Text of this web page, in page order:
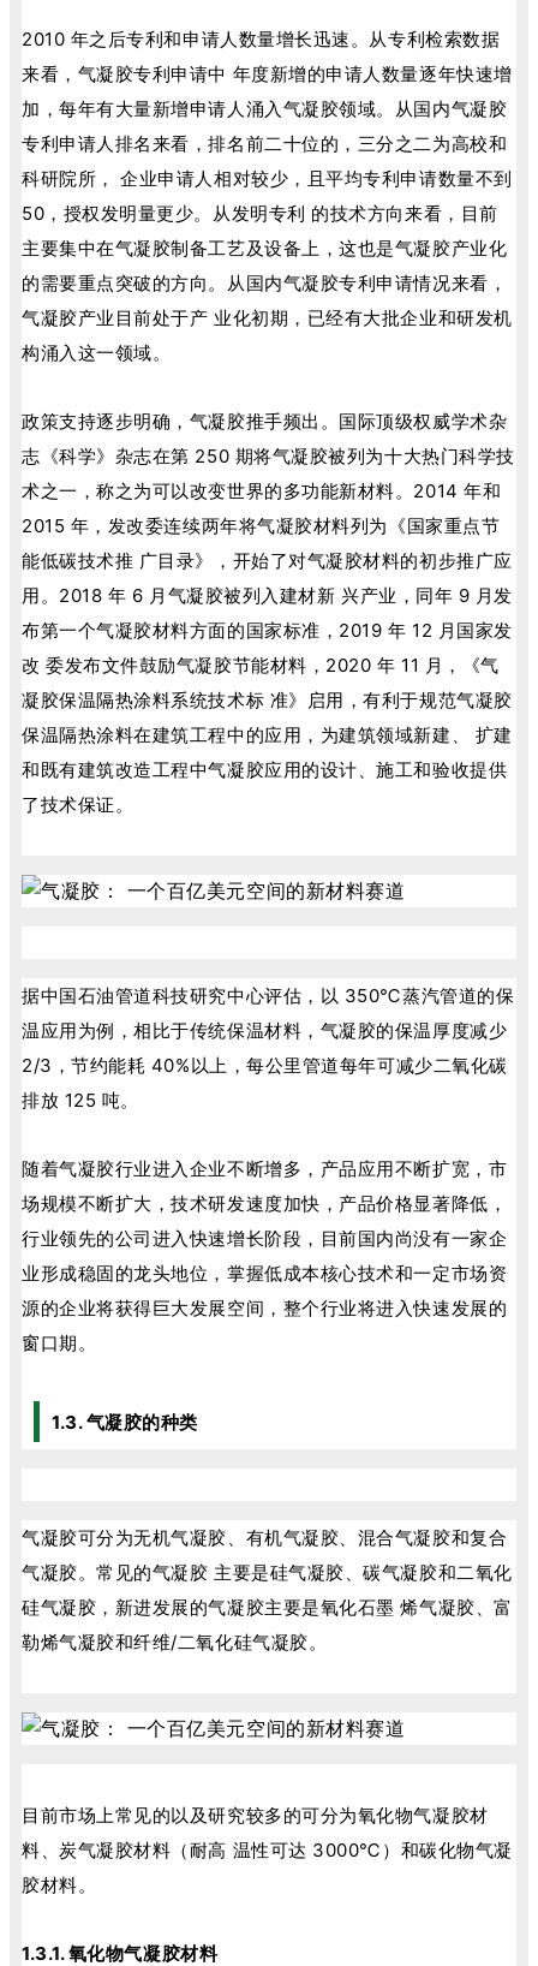
2010 年之后专利和申请人数量增长迅速。从专利检索数据
来看，气凝胶专利申请中 年度新增的申请人数量逐年快速增
加，每年有大量新增申请人涌入气凝胶领域。从国内气凝胶
专利申请人排名来看，排名前二十位的，三分之二为高校和
科研院所， 企业申请人相对较少，且平均专利申请数量不到
50，授权发明量更少。从发明专利 的技术方向来看，目前
主要集中在气凝胶制备工艺及设备上，这也是气凝胶产业化
的需要重点突破的方向。从国内气凝胶专利申请情况来看，
气凝胶产业目前处于产 业化初期，已经有大批企业和研发机
构涌入这一领域。
政策支持逐步明确，气凝胶推手频出。国际顶级权威学术杂
志《科学》杂志在第 250 期将气凝胶被列为十大热门科学技
术之一，称之为可以改变世界的多功能新材料。2014 年和
2015 年，发改委连续两年将气凝胶材料列为《国家重点节
能低碳技术推 广目录》，开始了对气凝胶材料的初步推广应
用。2018 年 6 月气凝胶被列入建材新 兴产业，同年 9 月发
布第一个气凝胶材料方面的国家标准，2019 年 12 月国家发
改 委发布文件鼓励气凝胶节能材料，2020 年 11 月，《气
凝胶保温隔热涂料系统技术标 准》启用，有利于规范气凝胶
保温隔热涂料在建筑工程中的应用，为建筑领域新建、 扩建
和既有建筑改造工程中气凝胶应用的设计、施工和验收提供
了技术保证。
据中国石油管道科技研究中心评估，以 350℃蒸汽管道的保
温应用为例，相比于传统保温材料，气凝胶的保温厚度减少
2/3，节约能耗 40%以上，每公里管道每年可减少二氧化碳
排放 125 吨。
随着气凝胶行业进入企业不断增多，产品应用不断扩宽，市
场规模不断扩大，技术研发速度加快，产品价格显著降低，
行业领先的公司进入快速增长阶段，目前国内尚没有一家企
业形成稳固的龙头地位，掌握低成本核心技术和一定市场资
源的企业将获得巨大发展空间，整个行业将进入快速发展的
窗口期。
1.3. 气凝胶的种类
气凝胶可分为无机气凝胶、有机气凝胶、混合气凝胶和复合
气凝胶。常见的气凝胶 主要是硅气凝胶、碳气凝胶和二氧化
硅气凝胶，新进发展的气凝胶主要是氧化石墨 烯气凝胶、富
勒烯气凝胶和纤维/二氧化硅气凝胶。
目前市场上常见的以及研究较多的可分为氧化物气凝胶材
料、炭气凝胶材料（耐高 温性可达 3000℃）和碳化物气凝
胶材料。
1.3.1. 氧化物气凝胶材料